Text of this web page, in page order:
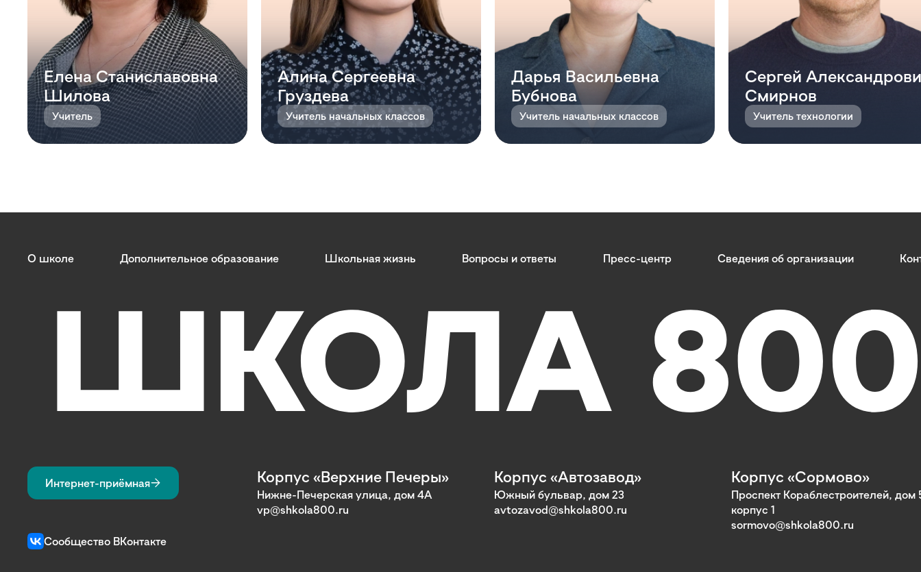
Елена Станиславовна
Шилова
Учитель
Алина Сергеевна
Груздева
Учитель начальных классов
Дарья Васильевна
Бубнова
Учитель начальных классов
Сергей
Смирнов
Учитель технологии
О школе Дополнительное образование Школьная жизнь Вопросы и ответы Пресс-центр Сведения об организации
Интернет-приёмная Корпус «Верхние Печеры»
Нижне-Печерская улица, дом 4А
vp@shkola800.ru
Корпус «Автозавод»
Южный бульвар, дом 23
avtozavod@shkola800.ru
Корпус «Сормово»
Проспект Кораблестроителей, дом
корпус 1
sormovo@shkola800.ru
Сообщество ВКонтакте